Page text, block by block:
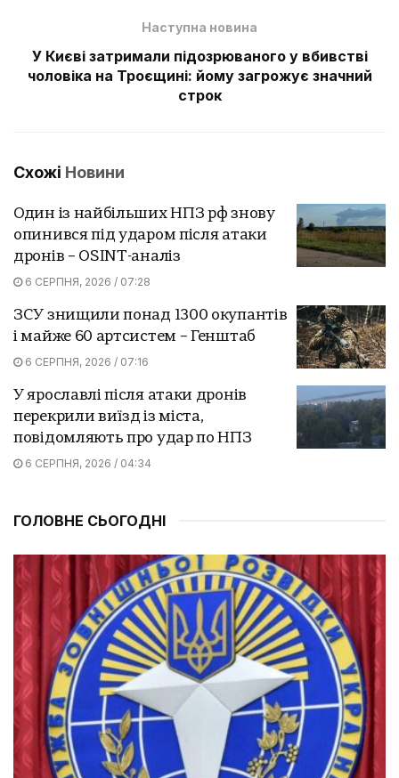
Наступна новина
У Києві затримали підозрюваного у вбивстві
чоловіка на Троєщині: йому загрожує значний
строк
Схожі Новини
Один із найбільших НПЗ рф знову
опинився під ударом після атаки
дронів – OSINT-аналіз
6 СЕРПНЯ, 2026 / 07:28
ЗСУ знищили понад 1300 окупантів
і майже 60 артсистем – Генштаб
6 СЕРПНЯ, 2026 / 07:16
У ярославлі після атаки дронів
перекрили виїзд із міста,
повідомляють про удар по НПЗ
6 СЕРПНЯ, 2026 / 04:34
ГОЛОВНЕ СЬОГОДНІ